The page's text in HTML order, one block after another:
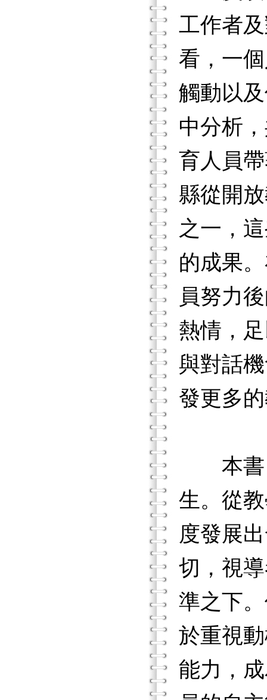
工作者
看，一
觸動以
中分析
育人員
縣從開
之一，
的成果
員努力
熱情，
與對話
發更多
本書《
生。從
度發展
切，視
準之下
於重視
能力，